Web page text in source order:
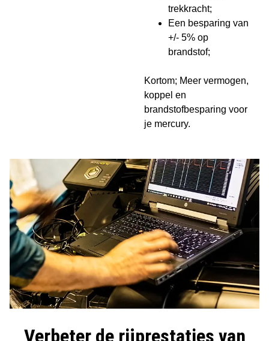
trekkracht;
Een besparing van
+/- 5% op
brandstof;
Kortom; Meer vermogen,
koppel en
brandstofbesparing voor
je mercury.
Verbeter de rijprestaties van